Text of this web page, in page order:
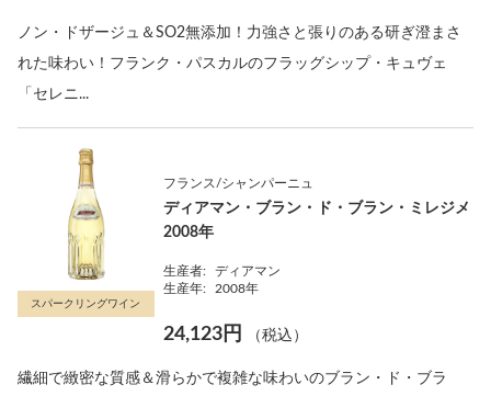
ノン・ドザージュ＆SO2無添加！力強さと張りのある研ぎ澄まさ
れた味わい！フランク・パスカルのフラッグシップ・キュヴェ
「セレニ...
スパークリングワイン
フランス/シャンパーニュ
ディアマン・ブラン・ド・ブラン・ミレジメ
2008年
生産者:
ディアマン
生産年:
2008年
24,123円 （税込）
繊細で緻密な質感＆滑らかで複雑な味わいのブラン・ド・ブラ